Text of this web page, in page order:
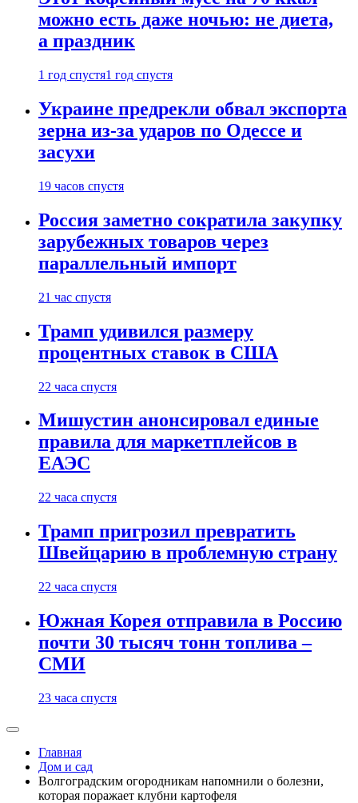
можно есть даже ночью: не диета,
а праздник
1 год спустя1 год спустя
Украине предрекли обвал экспорта
зерна из-за ударов по Одессе и
засухи
19 часов спустя
Россия заметно сократила закупку
зарубежных товаров через
параллельный импорт
21 час спустя
Трамп удивился размеру
процентных ставок в США
22 часа спустя
Мишустин анонсировал единые
правила для маркетплейсов в
ЕАЭС
22 часа спустя
Трамп пригрозил превратить
Швейцарию в проблемную страну
22 часа спустя
Южная Корея отправила в Россию
почти 30 тысяч тонн топлива –
СМИ
23 часа спустя
Главная
Дом и сад
Волгоградским огородникам напомнили о болезни,
которая поражает клубни картофеля